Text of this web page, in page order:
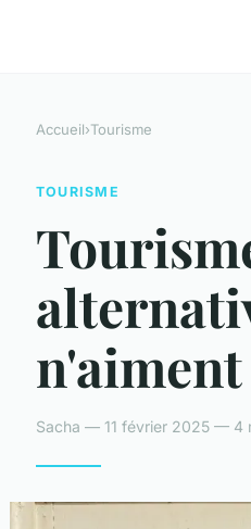
Accueil›Tourisme
TOURISME
Sacha — 11 février 2025 — 4